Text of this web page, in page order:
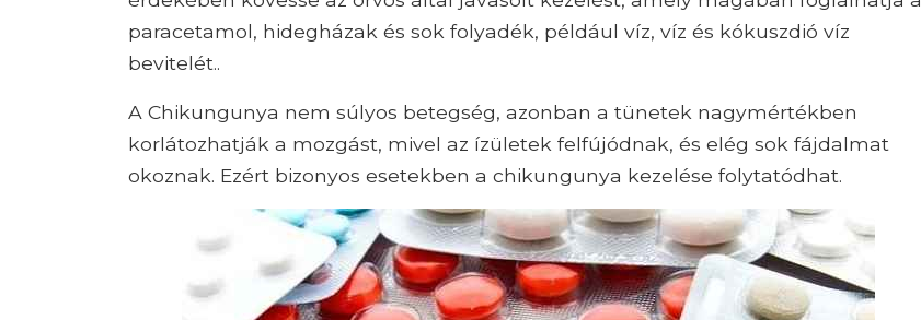
paracetamol, hidegházak és sok folyadék, például víz, víz és kókuszdió víz
bevitelét..
A Chikungunya nem súlyos betegség, azonban a tünetek nagymértékben
korlátozhatják a mozgást, mivel az ízületek felfújódnak, és elég sok fájdalmat
okoznak. Ezért bizonyos esetekben a chikungunya kezelése folytatódhat.